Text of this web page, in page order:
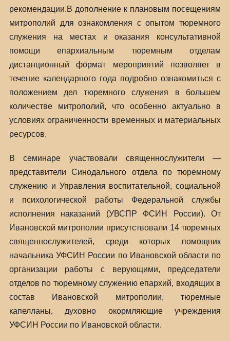
рекомендации.В дополнение к плановым посещениям
митрополий для ознакомления с опытом тюремного
служения на местах и оказания консультативной
помощи епархиальным тюремным отделам
дистанционный формат мероприятий позволяет в
течение календарного года подробно ознакомиться с
положением дел тюремного служения в большем
количестве митрополий, что особенно актуально в
условиях ограниченности временных и материальных
ресурсов.
В семинаре участвовали священнослужители —
представители Синодального отдела по тюремному
служению и Управления воспитательной, социальной
и психологической работы Федеральной службы
исполнения наказаний (УВСПР ФСИН России). От
Ивановской митрополии присутствовали 14 тюремных
священнослужителей, среди которых помощник
начальника УФСИН России по Ивановской области по
организации работы с верующими, председатели
отделов по тюремному служению епархий, входящих в
состав Ивановской митрополии, тюремные
капелланы, духовно окормляющие учреждения
УФСИН России по Ивановской области.